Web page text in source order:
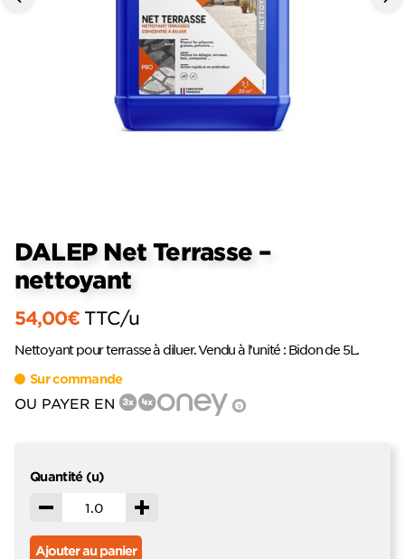
DALEP Net Terrasse –
nettoyant
54,00€ TTC/u
Nettoyant pour terrasse à diluer. Vendu à l’unité : Bidon de 5L.
Sur commande
OU PAYER EN ?
Quantité (u)
Décrémenter Incrémenter
Ajouter au panier